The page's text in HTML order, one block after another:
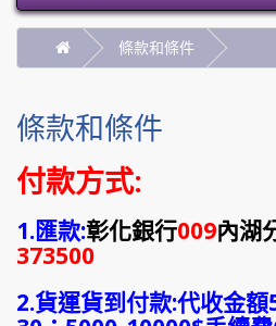
條款和條件
條款和條件
付款方式:
1.匯款:彰化銀行009內湖
373500
2.貨運貨到付款:代收金